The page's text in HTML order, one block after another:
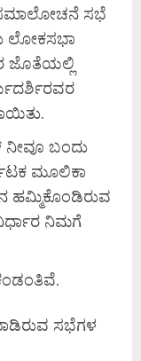
ಸಮಾಲೋಚನೆ ಸಭೆ
ಲೋಕಸಭಾ
ಜೊತೆಯಲ್ಲಿ
ಬಂದು
ಮೂಲಿಕಾ
ಹಮ್ಮಿಕೊಂಡಿರುವ
ನಿಮಗೆ
ಸಭೆಗಳ